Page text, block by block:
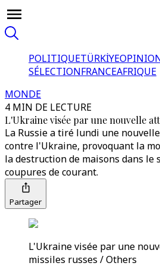
POLITIQUETÜRKİYE
SÉLECTIONFRANCEAFRIQUE
MONDE
4 MIN DE LECTURE
L'Ukraine visée par une nouvelle
La Russie a tiré lundi une
contre l'Ukraine, provoquant la
la destruction de maisons dans le
coupures de courant.
Partager
L'Ukraine visée par une
missiles russes / Others